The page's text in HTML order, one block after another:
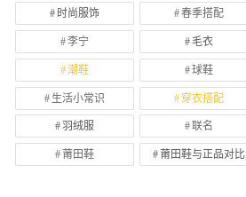
时尚服饰 春季搭配
李宁 毛衣
潮鞋 球鞋
生活小常识 穿衣搭配
羽绒服 联名
莆田鞋 莆田鞋与正品对比